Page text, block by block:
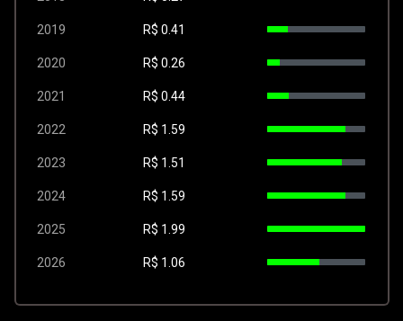
2019 R$ 0.41
2020 R$ 0.26
2021 R$ 0.44
2022 R$ 1.59
2023 R$ 1.51
2024 R$ 1.59
2025 R$ 1.99
2026 R$ 1.06